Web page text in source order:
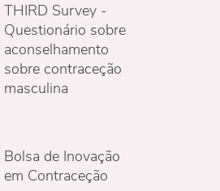
THIRD Survey -
Questionário sobre
aconselhamento
sobre contraceção
masculina
Bolsa de Inovação
em Contraceção